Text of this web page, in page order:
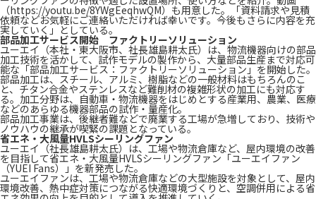
（https://youtu.be/8YWgEeqhwQM）も用意した。「資料請求や見積
依頼などお気軽にご連絡いただければ幸いです。今後もさらに内容を充
実していく」としている。
部品加工サービス開始 ファクトリーソリューション
ユーエイ（本社・東大阪市、社長雄島耕太氏）は、物流機器向けの部品
加工技術を活かして、試作モデルの製作から、大量部品生産まで対応可
能な「部品加工サービス：ファクトリーソリューション」を開始した。
部品加工は、スチール、アルミ、樹脂などの一般材料はもちろんのこ
と、チタン合金やステンレスなど難削材の複雑形状の加工にも対応す
る。加工分野は、自動車・物流機器をはじめとする産業用、農業、医療
などのあらゆる機器部品の試作・量産化。
部品加工事業は、後継者難などで廃業する工場が急増しており、技術や
ノウハウの継承が喫緊の課題となっている。
省エネ・大風量HVLSシーリングファン
ユーエイ（社長雄島耕太氏）は、工場や物流倉庫など、屋内環境の改善
を目指して省エネ・大風量HVLSシーリングファン「ユーエイファン
（YUEI Fans）」を新発売した。
ユーエイファンは、工場や物流倉庫などの大型施設を対象として、屋内
環境改善、熱中症対策につながる快適環境づくりと、空調併用による省